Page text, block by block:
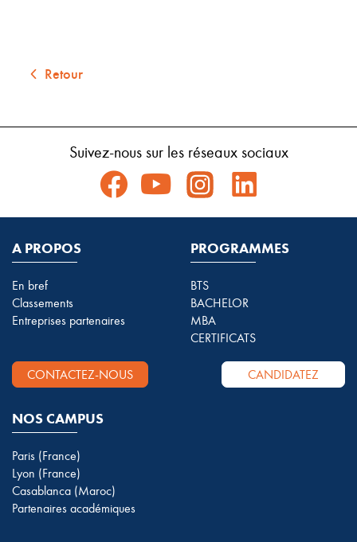
Retour
Suivez-nous sur les réseaux sociaux
A PROPOS
En bref
Classements
Entreprises partenaires
PROGRAMMES
BTS
BACHELOR
MBA
CERTIFICATS
CONTACTEZ-NOUS CANDIDATEZ
NOS CAMPUS
Paris (France)
Lyon (France)
Casablanca (Maroc)
Partenaires académiques